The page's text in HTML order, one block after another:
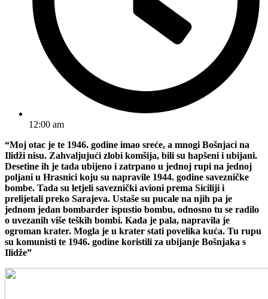
12:00 am
“Moj otac je te 1946. godine imao sreće, a mnogi Bošnjaci na
Ilidži nisu. Zahvaljujući zlobi komšija, bili su hapšeni i ubijani.
Desetine ih je tada ubijeno i zatrpano u jednoj rupi na jednoj
poljani u Hrasnici koju su napravile 1944. godine savezničke
bombe. Tada su letjeli saveznički avioni prema Siciliji i
prelijetali preko Sarajeva. Ustaše su pucale na njih pa je
jednom jedan bombarder ispustio bombu, odnosno tu se radilo
o uvezanih više teških bombi. Kada je pala, napravila je
ogroman krater. Mogla je u krater stati povelika kuća. Tu rupu
su komunisti te 1946. godine koristili za ubijanje Bošnjaka s
Ilidže”